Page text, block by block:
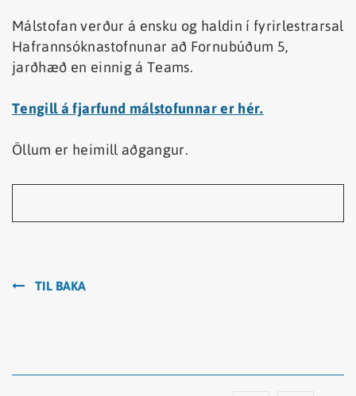
Málstofan verður á ensku og haldin í fyrirlestrarsal
Hafrannsóknastofnunar að Fornubúðum 5,
jarðhæð en einnig á Teams.
Tengill á fjarfund málstofunnar er hér.
Öllum er heimill aðgangur.
TIL BAKA